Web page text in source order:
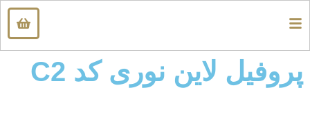
پروفیل لاین نوری کد C2